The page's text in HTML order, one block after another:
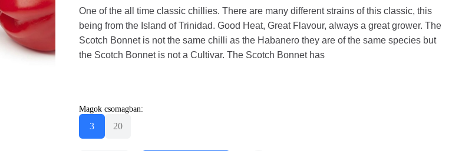
One of the all time classic chillies. There are many different strains of this classic, this
being from the Island of Trinidad. Good Heat, Great Flavour, always a great grower. The
Scotch Bonnet is not the same chilli as the Habanero they are of the same species but
the Scotch Bonnet is not a Cultivar. The Scotch Bonnet has
Magok csomagban:
3 20